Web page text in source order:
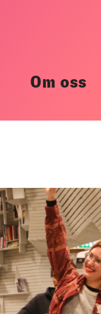
Om oss